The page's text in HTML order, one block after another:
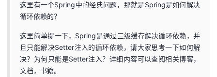
这里有一个Spring中的经典问题，那就是Spring是如何解决
循环依赖的？
这里简单提一下，Spring是通过三级缓存解决循环依赖，并
且只能解决Setter注入的循环依赖，请大家思考一下如何解
决？为何只能是Setter注入？详细内容可以查阅相关博客，
文档，书籍。